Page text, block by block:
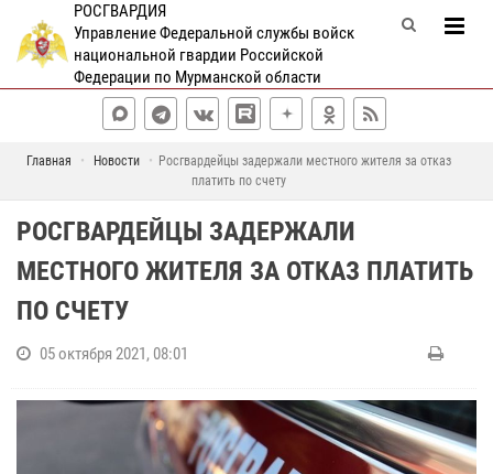
РОСГВАРДИЯ
Управление Федеральной службы войск
национальной гвардии Российской
Федерации по Мурманской области
Главная Новости
Росгвардейцы задержали местного жителя за отказ
платить по счету
РОСГВАРДЕЙЦЫ ЗАДЕРЖАЛИ
МЕСТНОГО ЖИТЕЛЯ ЗА ОТКАЗ ПЛАТИТЬ
ПО СЧЕТУ
05 октября 2021, 08:01